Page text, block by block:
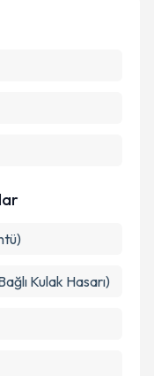
belirtilen
Kulak Hasarı)